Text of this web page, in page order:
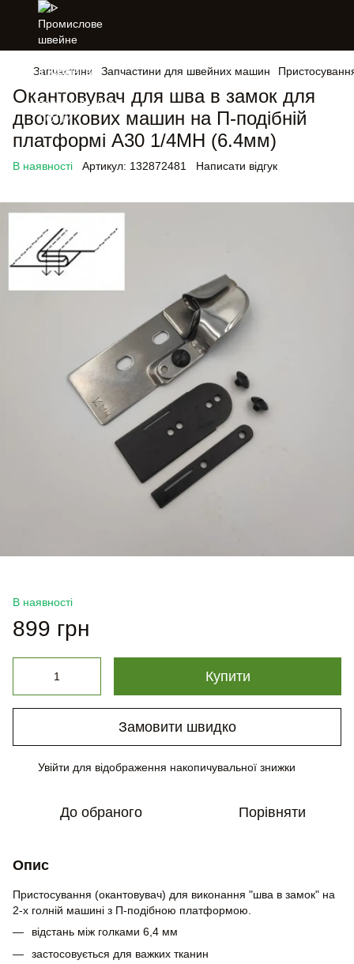
Запчастини Запчастини для швейних машин
Окантовувач для шва в замок для
двоголкових машин на П-подібній
платформі А30 1/4МН (6.4мм)
В наявності Артикул: 132872481 Написати відгук
В наявності
899 грн
Купити
Замовити швидко
Увійти для відображення накопичувальної знижки
До обраного Порівняти
Опис
Пристосування (окантовувач) для виконання "шва в замок" на
2-х голній машині з П-подібною платформою.
відстань між голками 6,4 мм
застосовується для важких тканин